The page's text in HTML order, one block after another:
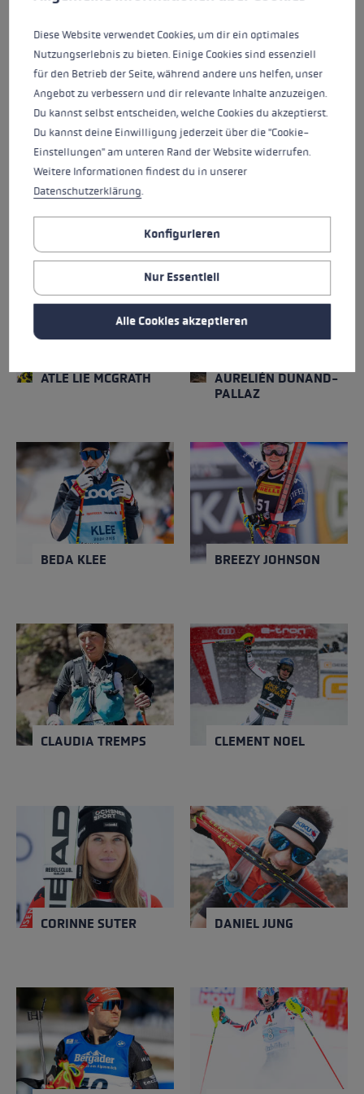
ANDREAS REITERER
ANDREAS REITERER
NATION
Italien
1992
Schließen
ANDREU SIMON
AYMERICH
NATION
Spanien
1991
ATLE LIE MCGRATH
GEBURTSJAHR Schließen
AURELIÉN DUNAND-
PALLAZ
AURELIÉN DUNAND-
NATION
Frankreich
GEBURTSJAHR Schließen
BEDA KLEE
BEDA KLEE
Schweiz
GEBURTSJAHR Schließen
BREEZY JOHNSON
BREEZY JOHNSON
NATION
USA
GEBURTSJAHR
1996
Schließen
CLAUDIA TREMPS
CLAUDIA TREMPS
NATION
Spanien
GEBURTSJAHR
1996
Schließen
CLEMENT NOEL
CLEMENT NOEL
NATION
Frankreich
GEBURTSJAHR Schließen
CORINNE SUTER
CORINNE SUTER
NATION
Schweiz
GEBURTSJAHR
1994
DANIEL JUNG
DANIEL JUNG
NATION
Italien
GEBURTSJAHR
1983
Schließen
DANILO RIETHMÜLLER
NATION
Deutschland
GEBURTSJAHR
1999
Schließen
DAVE RYDING
NATION
Großbritannien
GEBURTSJAHR
1986
Schließen
Diese Website verwendet Cookies, um dir ein optimales
Nutzungserlebnis zu bieten. Einige Cookies sind essenziell
für den Betrieb der Seite, während andere uns helfen, unser
Angebot zu verbessern und dir relevante Inhalte anzuzeigen.
Du kannst selbst entscheiden, welche Cookies du akzeptierst.
Du kannst deine Einwilligung jederzeit über die "Cookie-
Einstellungen" am unteren Rand der Website widerrufen.
Weitere Informationen findest du in unserer
Datenschutzerklärung.
Konfigurieren
Nur Essentiell
Alle Cookies akzeptieren